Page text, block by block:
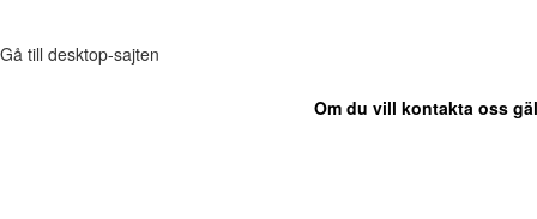
Gå till desktop-sajten
Om du vill kontakta oss